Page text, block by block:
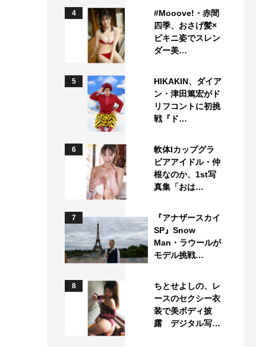
4
#Mooove!・赤間
四季、おさげ髪×
ビキニ姿でスレン
ダー美…
5
HIKAKIN、ダイア
ン・津田篤宏がド
リフコントに初挑
戦『ド…
6
軟体Iカップグラ
ビアアイドル・仲
根なのか、1st写
真集「おは…
7
『アナザースカイ
SP』Snow
Man・ラウールが
モデル挑戦…
8
ちとせよしの、レ
ースのセクシー衣
装で美ボディ披
露 デジタル写…